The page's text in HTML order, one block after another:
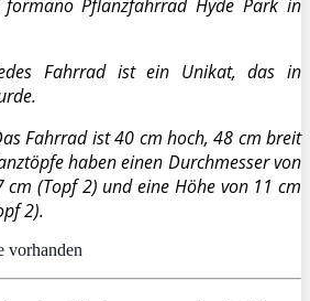
Pflanzfahrrad Hyde Park in
Fahrrad ist ein Unikat, das in
Fahrrad ist 40 cm hoch, 48 cm breit
haben einen Durchmesser von
cm (Topf 2) und eine Höhe von 11 cm
2).
vorhanden